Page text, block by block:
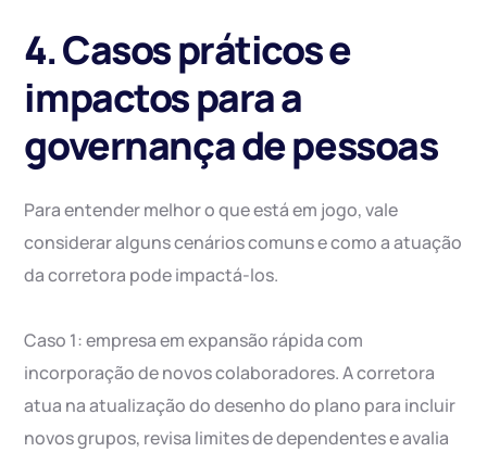
4. Casos práticos e
impactos para a
governança de pessoas
Para entender melhor o que está em jogo, vale
considerar alguns cenários comuns e como a atuação
da corretora pode impactá-los.
Caso 1: empresa em expansão rápida com
incorporação de novos colaboradores. A corretora
atua na atualização do desenho do plano para incluir
novos grupos, revisa limites de dependentes e avalia